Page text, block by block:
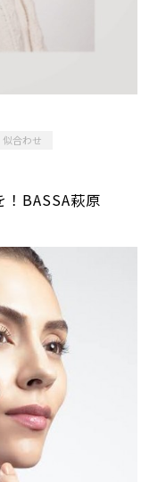
似合わせ
BASSA萩原